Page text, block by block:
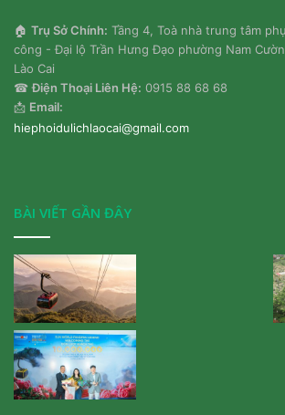
🏠 Trụ Sở Chính: Tầng 4, Toà nhà trung tâm
công - Đại lộ Trần Hưng Đạo phường Nam
Lào Cai
☎Điện Thoại Liên Hệ: 0915 88 68 68
📩 Email:
hiephoidulichlaocai@gmail.com
BÀI VIẾT GẦN ĐÂY